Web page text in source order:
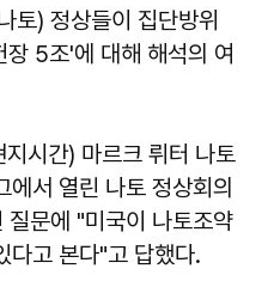
토) 정상들이 집단방위
5조'에 대해 해석의 여
시간) 마르크 뤼터 나토
서 열린 나토 정상회의
질문에 "미국이 나토조약
다고 본다"고 답했다.